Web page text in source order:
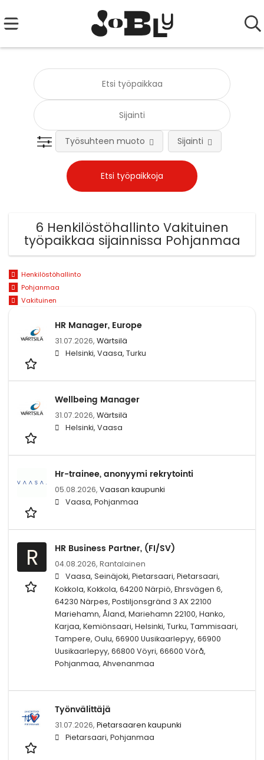
Työsuhteen muoto Sijainti
6 Henkilöstöhallinto Vakituinen
työpaikkaa sijainnissa Pohjanmaa
Henkilöstöhallinto
Pohjanmaa
Vakituinen
HR Manager, Europe
31.07.2026, Wärtsilä
Helsinki, Vaasa, Turku
Wellbeing Manager
31.07.2026, Wärtsilä
Helsinki, Vaasa
Hr-trainee, anonyymi rekrytointi
05.08.2026, Vaasan kaupunki
Vaasa, Pohjanmaa
R HR Business Partner, (FI/SV)
04.08.2026, Rantalainen
Vaasa, Seinäjoki, Pietarsaari, Pietarsaari,
Kokkola, Kokkola, 64200 Närpiö, Ehrsvägen 6,
64230 Närpes, Postiljonsgränd 3 AX 22100
Mariehamn, Åland, Mariehamn 22100, Hanko,
Karjaa, Kemiönsaari, Helsinki, Turku, Tammisaari,
Tampere, Oulu, 66900 Uusikaarlepyy, 66900
Uusikaarlepyy, 66800 Vöyri, 66600 Vörå,
Pohjanmaa, Ahvenanmaa
Työnvälittäjä
31.07.2026, Pietarsaaren kaupunki
Pietarsaari, Pohjanmaa